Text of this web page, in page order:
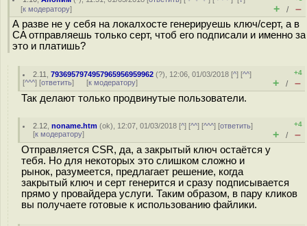
[к модератору] + / –
А разве не у себя на локалхосте генерируешь ключ/серт, а в
CA отправляешь только серт, чтоб его подписали и именно за
это и платишь?
2.11 ,7936957974957965956959962 (?), 12:06, 01/03/2018 [^] [^^]
[^^^] [ответить] [к модератору]
+4
+ / –
Так делают только продвинутые пользователи.
2.12 ,noname.htm (ok), 12:07, 01/03/2018 [^] [^^] [^^^] [ответить]
[к модератору]
+4
+ / –
Отправляется CSR, да, а закрытый ключ остаётся у
тебя. Но для некоторых это слишком сложно и
рынок, разумеется, предлагает решение, когда
закрытый ключ и серт генерится и сразу подписывается
прямо у провайдера услуги. Таким образом, в пару кликов
вы получаете готовые к использованию файлики.